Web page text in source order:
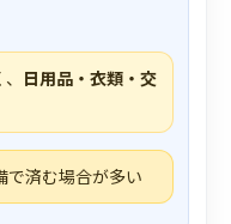
日用品・衣類・交
で済む場合が多い